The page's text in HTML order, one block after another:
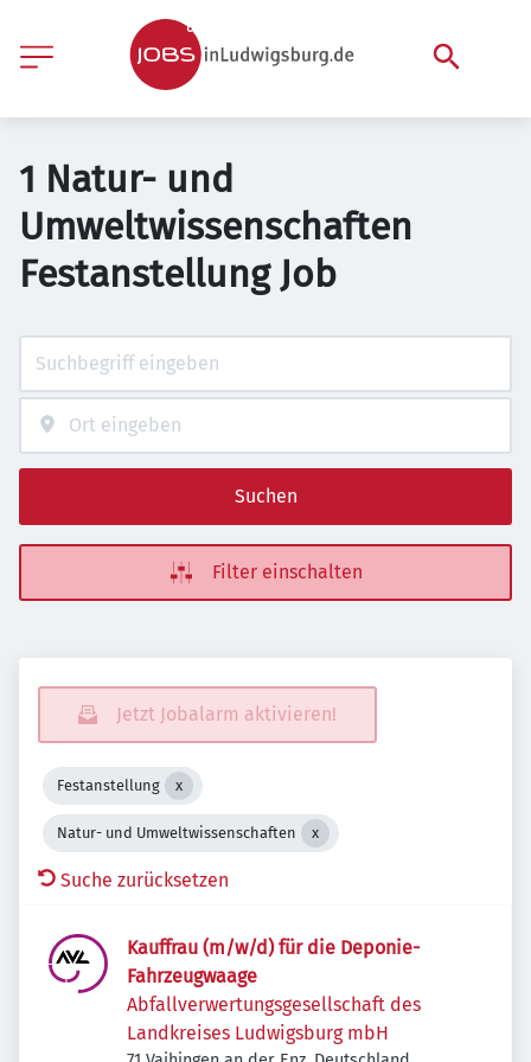
1 Natur- und
Umweltwissenschaften
Festanstellung Job
Suchen
Filter einschalten
Jetzt Jobalarm aktivieren!
Festanstellung
Natur- und Umweltwissenschaften
Suche zurücksetzen
Kauffrau (m/w/d) für die Deponie-
Fahrzeugwaage
Abfallverwertungsgesellschaft des
Landkreises Ludwigsburg mbH